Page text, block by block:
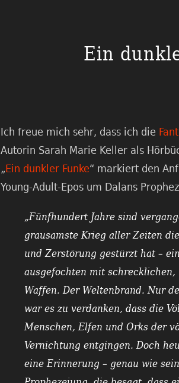
Ein
Ich freue mich sehr, dass ich die
Autorin Sarah Marie Keller als
„Ein dunkler Funke“ markiert den
Young-Adult-Epos um Dalans
„Fünfhundert Jahre sind
grausamste Krieg aller Zeiten
und Zerstörung gestürzt hat –
ausgefochten mit schrecklichen,
Waffen. Der Weltenbrand. Nur
war es zu verdanken, dass die
Menschen, Elfen und Orks der
Vernichtung entgingen. Doch
eine Erinnerung – genau wie